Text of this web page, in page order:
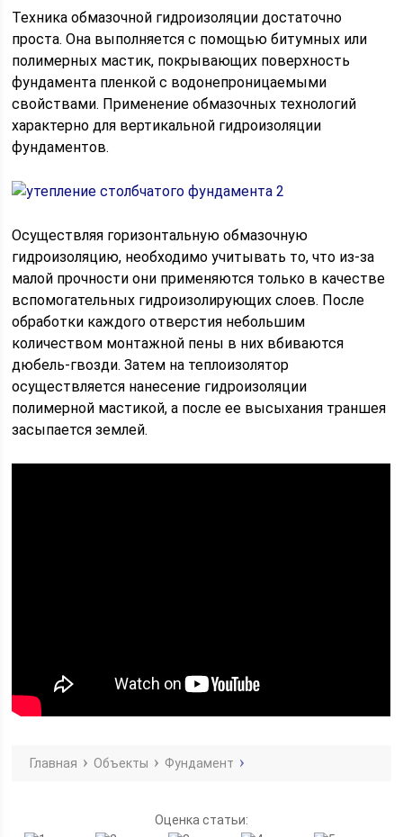
Техника обмазочной гидроизоляции достаточно
проста. Она выполняется с помощью битумных или
полимерных мастик, покрывающих поверхность
фундамента пленкой с водонепроницаемыми
свойствами. Применение обмазочных технологий
характерно для вертикальной гидроизоляции
фундаментов.
Осуществляя горизонтальную обмазочную
гидроизоляцию, необходимо учитывать то, что из-за
малой прочности они применяются только в качестве
вспомогательных гидроизолирующих слоев. После
обработки каждого отверстия небольшим
количеством монтажной пены в них вбиваются
дюбель-гвозди. Затем на теплоизолятор
осуществляется нанесение гидроизоляции
полимерной мастикой, а после ее высыхания траншея
засыпается землей.
Главная Объекты Фундамент
Оценка статьи: